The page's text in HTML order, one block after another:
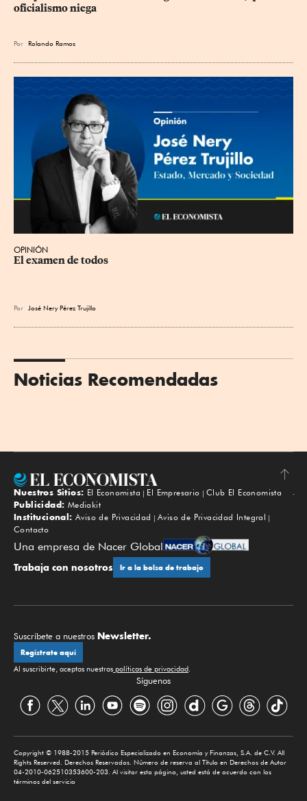
oficialismo niega
Por Rolando Ramos
OPINIÓN
El examen de todos
Por José Nery Pérez Trujillo
Noticias Recomendadas
Subir
Nuestros Sitios: El Economista El Empresario
Club El Economista
Publicidad: Mediakit
Institucional: Aviso de Privacidad
Aviso de Privacidad Integral
Contacto
Una empresa de Nacer Global
Trabaja con nosotros Ir a la bolsa de trabajo
Suscríbete a nuestros Newsletter.
Regístrate aquí
Al suscribirte, aceptas nuestras políticas de privacidad.
Síguenos
Copyright © 1988-2015 Periódico Especializado en Economía y Finanzas, S.A. de C.V. All
Rights Reserved. Derechos Reservados. Número de reserva al Título en Derechos de Autor
04-2010-062510353600-203. Al visitar esta página, usted está de acuerdo con los
términos del servicio